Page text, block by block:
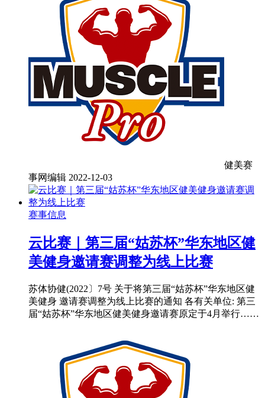
健美赛
事网编辑 2022-12-03
赛事信息
云比赛｜第三届“姑苏杯”华东地区健
美健身邀请赛调整为线上比赛
苏体协健(2022〕7号 关于将第三届“姑苏杯”华东地区健
美健身 邀请赛调整为线上比赛的通知 各有关单位: 第三
届“姑苏杯”华东地区健美健身邀请赛原定于4月举行……